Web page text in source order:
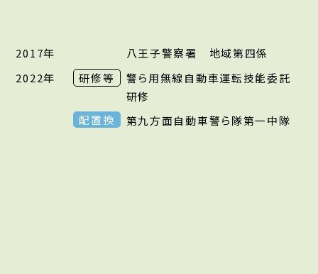
2017年
八王子警察署 地域第四係
2022年
研修等
警ら用無線自動車運転技能委託
研修
配置換
第九方面自動車警ら隊第一中隊